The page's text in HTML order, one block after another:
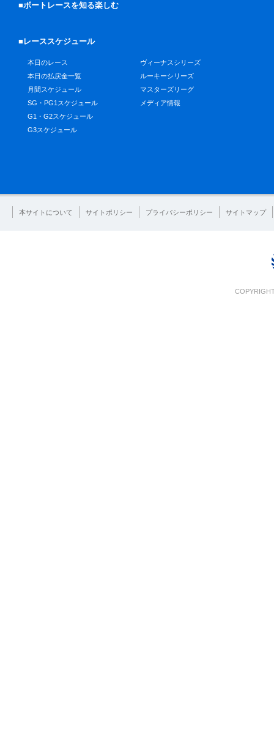
■ボートレースを知る楽しむ
■レーススケジュール
本日のレース
本日の払戻金一覧
月間スケジュール
SG・PG1スケジュール
G1・G2スケジュール
G3スケジュール
ヴィーナスシリーズ
ルーキーシリーズ
マスターズリーグ
メディア情報
本サイトについて サイトポリシー プライバシーポリシー サイトマップ